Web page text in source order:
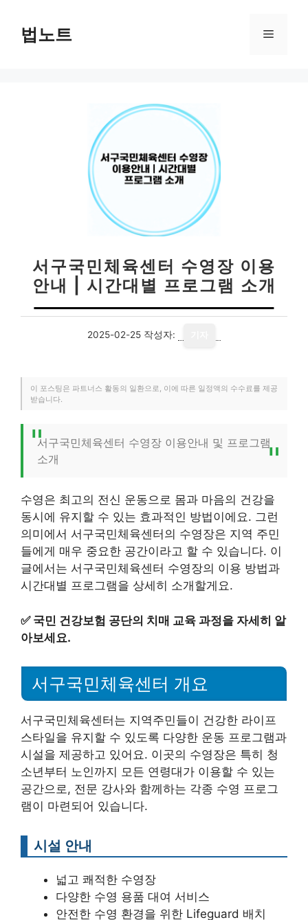
법노트 메
서구국민체육센터 수영장 이용
안내 | 시간대별 프로그램 소개
2025-02-25 작성자:
이 포스팅은 파트너스 활동의 일환으로, 이에 따른 일정액의 수수료를 제공
받습니다.
서구국민체육센터 수영장 이용안내 및 프로그램
소개
수영은 최고의 전신 운동으로 몸과 마음의 건강을
동시에 유지할 수 있는 효과적인 방법이에요. 그런
의미에서 서구국민체육센터의 수영장은 지역 주민
들에게 매우 중요한 공간이라고 할 수 있습니다. 이
글에서는 서구국민체육센터 수영장의 이용 방법과
시간대별 프로그램을 상세히 소개할게요.
✅ 국민 건강보험 공단의 치매 교육 과정을 자세히 알
아보세요.
서구국민체육센터 개요
서구국민체육센터는 지역주민들이 건강한 라이프
스타일을 유지할 수 있도록 다양한 운동 프로그램과
시설을 제공하고 있어요. 이곳의 수영장은 특히 청
소년부터 노인까지 모든 연령대가 이용할 수 있는
공간으로, 전문 강사와 함께하는 각종 수영 프로그
램이 마련되어 있습니다.
시설 안내
넓고 쾌적한 수영장
다양한 수영 용품 대여 서비스
안전한 수영 환경을 위한 Lifeguard 배치